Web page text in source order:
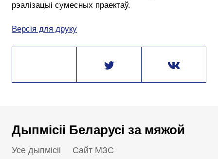
рэалізацыі сумесных праектаў.
Версія для друку
Дыпмісіі Беларусі за мяжой
Усе дыпмісіі Сайт МЗС